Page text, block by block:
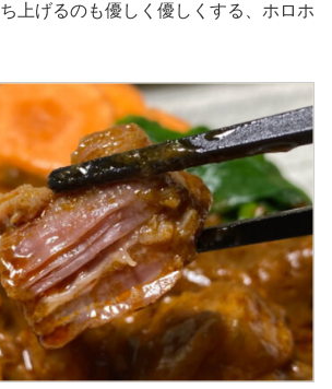
上げるのも優しく優しくする、ホロホ